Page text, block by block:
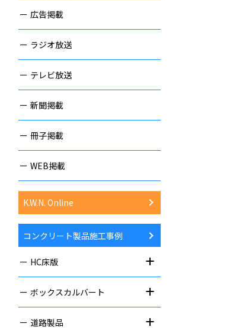
広告掲載
ラジオ放送
テレビ放送
新聞掲載
冊子掲載
WEB掲載
K.W.N. Online
コンクリート製品施工事例
HC床版
ボックスカルバート
道路製品